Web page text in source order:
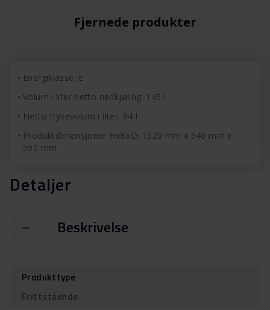
Fjernede produkter
Energiklasse: E
Volum i liter netto nedkjøling: 145 l
Netto frysevolum i liter: 84 l
Produktdimensjoner HxBxD: 1520 mm x 540 mm x
595 mm
Detaljer
Beskrivelse
Produkttype
Frittstående